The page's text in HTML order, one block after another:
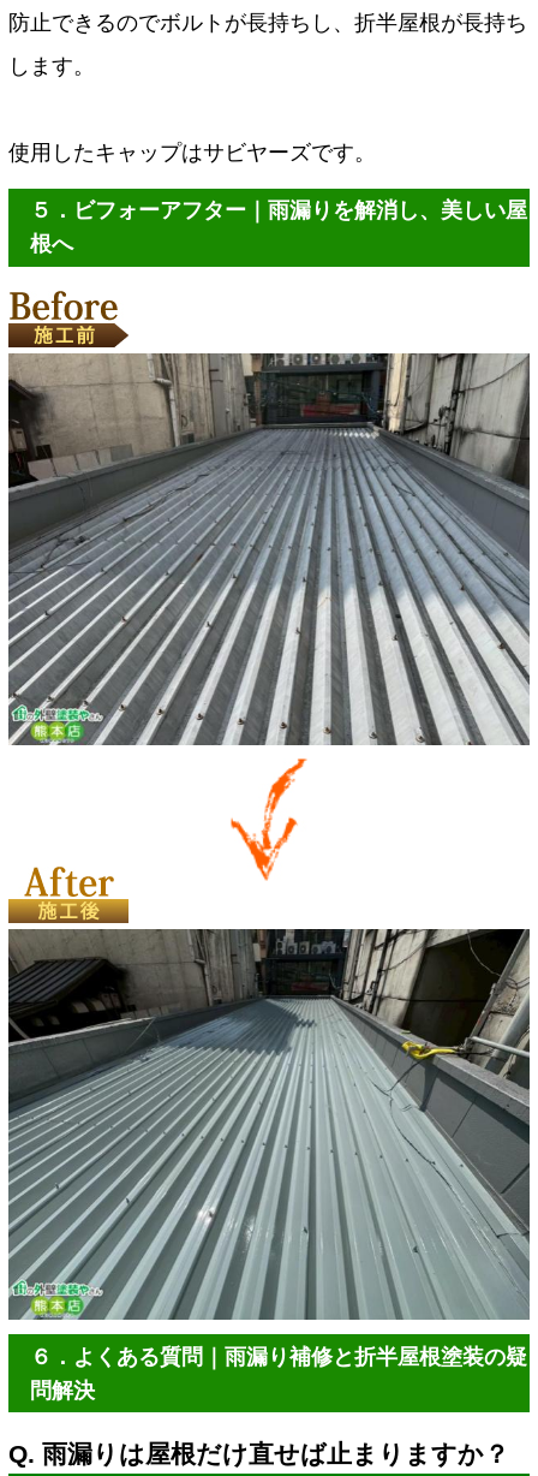
防止できるのでボルトが長持ちし、折半屋根が長持ち
します。
使用したキャップはサビヤーズです。
５．ビフォーアフター｜雨漏りを解消し、美しい屋
根へ
６．よくある質問｜雨漏り補修と折半屋根塗装の疑
問解決
Q. 雨漏りは屋根だけ直せば止まりますか？